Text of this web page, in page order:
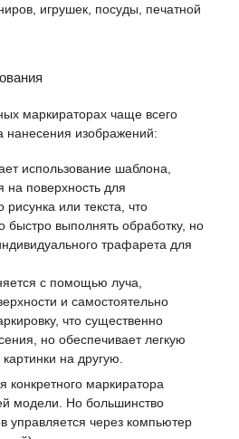
игрушек, посуды, печатной
маркираторах чаще всего
нанесения изображений:
использование шаблона,
на поверхность для
или текста, что
быстро выполнять обработку, но
трафарета для
с помощью луча,
и самостоятельно
что существенно
но обеспечивает легкую
на другую.
конкретного маркиратора
модели. Но большинство
управляется через компьютер